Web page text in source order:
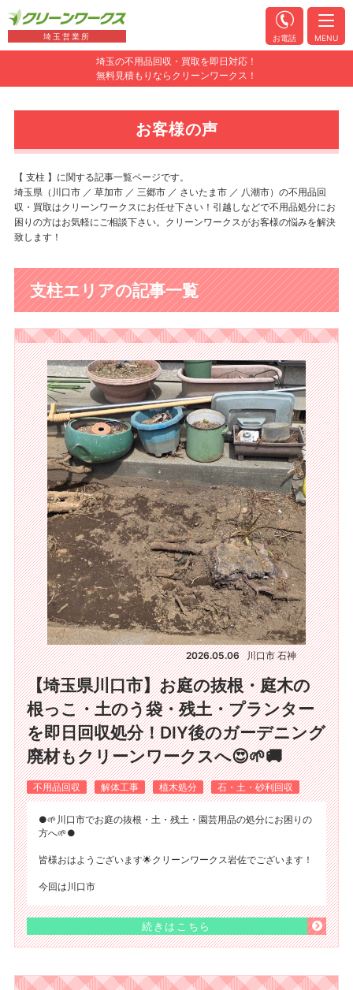
埼玉の不用品回収・買取を即日対応！
無料見積もりならクリーンワークス！
埼玉営業所 お電話 MENU
お客様の声
【 支柱 】に関する記事一覧ページです。
埼玉県（川口市 ／ 草加市 ／ 三郷市 ／ さいたま市 ／ 八潮市）の不用品回
収・買取はクリーンワークスにお任せ下さい！引越しなどで不用品処分にお
困りの方はお気軽にご相談下さい。クリーンワークスがお客様の悩みを解決
致します！
支柱エリアの記事一覧
2026.05.06 川口市 石神
【埼玉県川口市】お庭の抜根・庭木の
根っこ・土のう袋・残土・プランター
を即日回収処分！DIY後のガーデニング
廃材もクリーンワークスへ😍🌱🚚
不用品回収 解体工事 植木処分 石・土・砂利回収
●🌱川口市でお庭の抜根・土・残土・園芸用品の処分にお困りの
方へ🌱●
皆様おはようございます🌟クリーンワークス岩佐でございます！
今回は川口市
続きはこちら